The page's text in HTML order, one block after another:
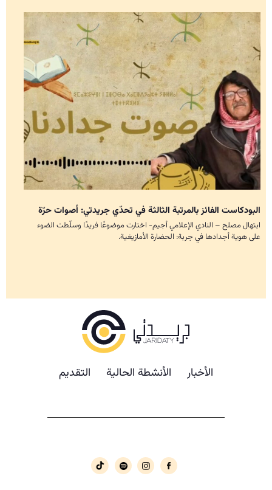
البودكاست الفائز بالمرتبة الثالثة في تحدّي جريدتي: أصوات حرّة
ابتهال مصلح – النادي الإعلامي أجيم- اختارت موضوعًا فريدًا وسلّطت الضوء
على هوية أجدادها في جربة: الحضارة الأمازيغية.
الأخبار الأنشطة الحالية التقديم